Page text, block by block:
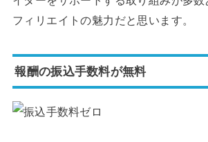
フィリエイトの魅力だと思います。
報酬の振込手数料が無料